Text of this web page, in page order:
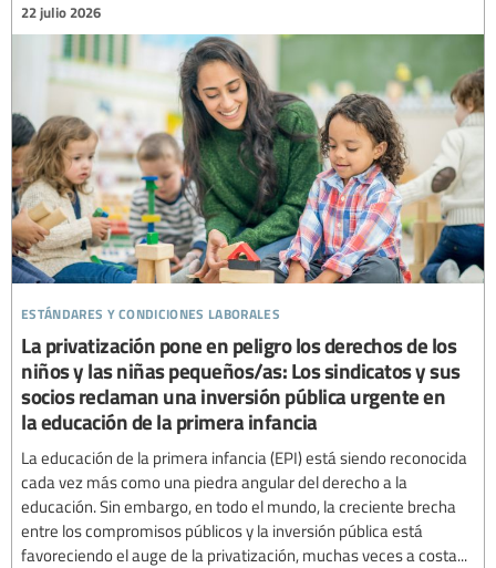
estándares y condiciones laborales
22 julio 2026
La privatización pone en peligro los derechos de los
niños y las niñas pequeños/as: Los sindicatos y sus
socios reclaman una inversión pública urgente en
la educación de la primera infancia
La educación de la primera infancia (EPI) está siendo reconocida
cada vez más como una piedra angular del derecho a la
educación. Sin embargo, en todo el mundo, la creciente brecha
entre los compromisos públicos y la inversión pública está
favoreciendo el auge de la privatización, muchas veces a costa...